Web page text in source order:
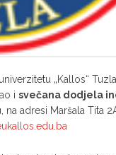
„Kallos“
isvečana dodjela
adresi Maršala Tita